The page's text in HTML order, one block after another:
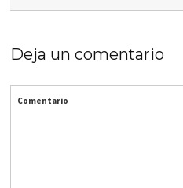
Deja un comentario
Comentario